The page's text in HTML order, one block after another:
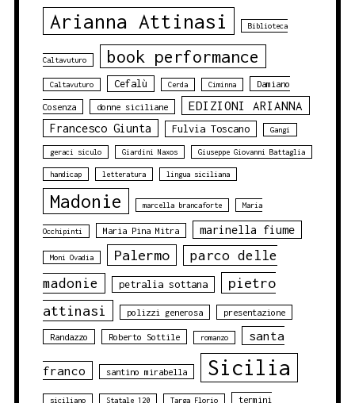
Arianna Attinasi Biblioteca
Caltavuturo book performance
Caltavuturo Cefalù Cerda Ciminna Damiano
Cosenza donne siciliane EDIZIONI ARIANNA
Francesco Giunta Fulvia Toscano Gangi
geraci siculo Giardini Naxos Giuseppe Giovanni Battaglia
handicap letteratura lingua siciliana
Madonie marcella brancaforte Maria
Occhipinti Maria Pina Mitra marinella fiume
Moni Ovadia Palermo
parco delle
madonie
petralia sottana
pietro
attinasi
polizzi generosa presentazione
Randazzo Roberto Sottile romanzo santa
franco santino mirabella Sicilia
siciliano Statale 120 Targa Florio termini